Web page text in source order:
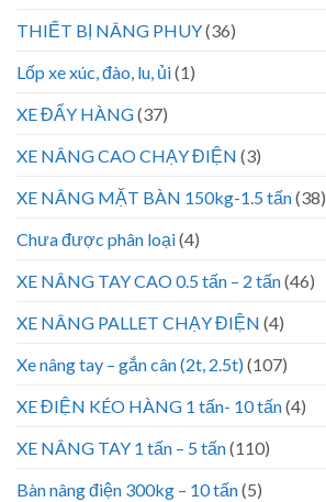
THIẾT BỊ NÂNG PHUY(36)
Lốp xe xúc, đào, lu, ủi(1)
XE ĐẨY HÀNG(37)
XE NÂNG CAO CHẠY ĐIỆN (3)
XE NÂNG MẶT BÀN 150kg-1.5 tấn(38)
Chưa được phân loại(4)
XE NÂNG TAY CAO 0.5 tấn – 2 tấn(46)
XE NÂNG PALLET CHẠY ĐIỆN (4)
Xe nâng tay – gắn cân (2t, 2.5t)(107)
XE ĐIỆN KÉO HÀNG 1 tấn- 10 tấn(4)
XE NÂNG TAY 1 tấn – 5 tấn(110)
Bàn nâng điện 300kg – 10 tấn(5)